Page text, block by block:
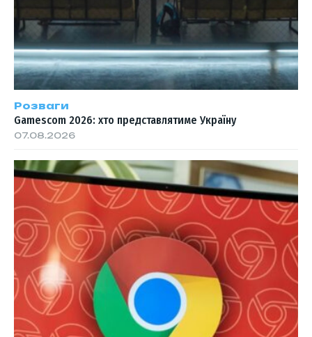
Розваги
Gamescom 2026: хто представлятиме Україну
07.08.2026